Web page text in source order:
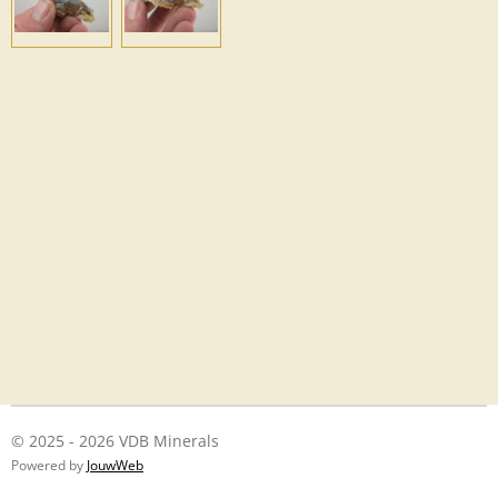
© 2025 - 2026 VDB Minerals
Powered by JouwWeb